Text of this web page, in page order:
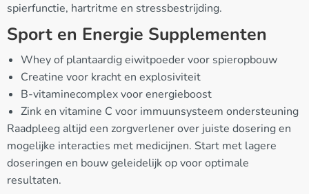
spierfunctie, hartritme en stressbestrijding.
Sport en Energie Supplementen
Whey of plantaardig eiwitpoeder voor spieropbouw
Creatine voor kracht en explosiviteit
B-vitaminecomplex voor energieboost
Zink en vitamine C voor immuunsysteem ondersteuning
Raadpleeg altijd een zorgverlener over juiste dosering en
mogelijke interacties met medicijnen. Start met lagere
doseringen en bouw geleidelijk op voor optimale
resultaten.